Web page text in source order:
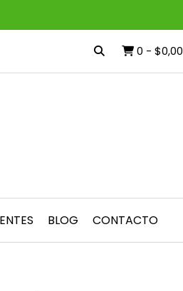
0 - $0,00
BLOG CONTACTO